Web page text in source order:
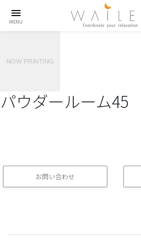
menu
MENU
パウダールーム45
お問い合わせ